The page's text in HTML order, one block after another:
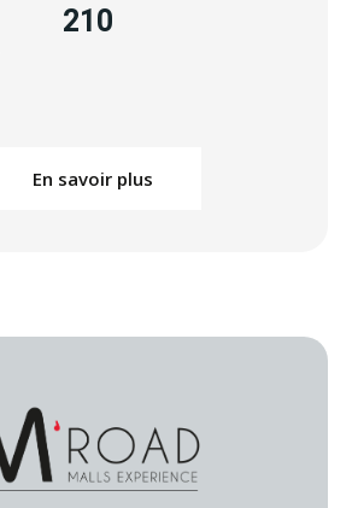
210
En savoir plus